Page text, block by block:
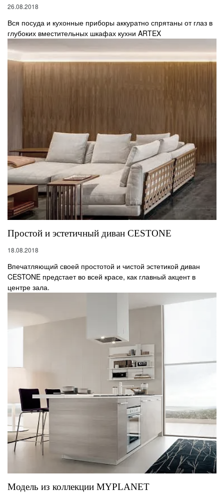
26.08.2018
Вся посуда и кухонные приборы аккуратно спрятаны от глаз в
глубоких вместительных шкафах кухни ARTEX
Простой и эстетичный диван CESTONE
18.08.2018
Впечатляющий своей простотой и чистой эстетикой диван
CESTONE предстает во всей красе, как главный акцент в
центре зала.
Модель из коллекции MYPLANET